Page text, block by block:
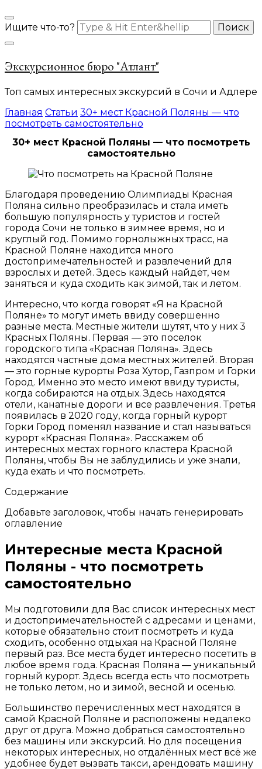
Ищите что-то?
Экскурсионное бюро "Атлант"
Топ самых интересных экскурсий в Сочи и Адлере
Главная Статьи 30+ мест Красной Поляны — что
посмотреть самостоятельно
30+ мест Красной Поляны — что посмотреть
самостоятельно
Благодаря проведению Олимпиады Красная
Поляна сильно преобразилась и стала иметь
большую популярность у туристов и гостей
города Сочи не только в зимнее время, но и
круглый год. Помимо горнолыжных трасс, на
Красной Поляне находится много
достопримечательностей и развлечений для
взрослых и детей. Здесь каждый найдёт, чем
заняться и куда сходить как зимой, так и летом.
Интересно, что когда говорят «Я на Красной
Поляне» то могут иметь ввиду совершенно
разные места. Местные жители шутят, что у них 3
Красных Поляны. Первая — это поселок
городского типа «Красная Поляна». Здесь
находятся частные дома местных жителей. Вторая
— это горные курорты Роза Хутор, Газпром и Горки
Город. Именно это место имеют ввиду туристы,
когда собираются на отдых. Здесь находятся
отели, канатные дороги и все развлечения. Третья
появилась в 2020 году, когда горный курорт
Горки Город поменял название и стал называться
курорт «Красная Поляна». Расскажем об
интересных местах горного кластера Красной
Поляны, чтобы Вы не заблудились и уже знали,
куда ехать и что посмотреть.
Содержание
Добавьте заголовок, чтобы начать генерировать
оглавление
Интересные места Красной
Поляны - что посмотреть
самостоятельно
Мы подготовили для Вас список интересных мест
и достопримечательностей с адресами и ценами,
которые обязательно стоит посмотреть и куда
сходить, особенно отдыхая на Красной Поляне
первый раз. Все места будет интересно посетить в
любое время года. Красная Поляна — уникальный
горный курорт. Здесь всегда есть что посмотреть
не только летом, но и зимой, весной и осенью.
Большинство перечисленных мест находятся в
самой Красной Поляне и расположены недалеко
друг от друга. Можно добраться самостоятельно
без машины или экскурсий. Но для посещения
некоторых интересных, но отдалённых мест всё же
удобнее будет вызвать такси, арендовать машину